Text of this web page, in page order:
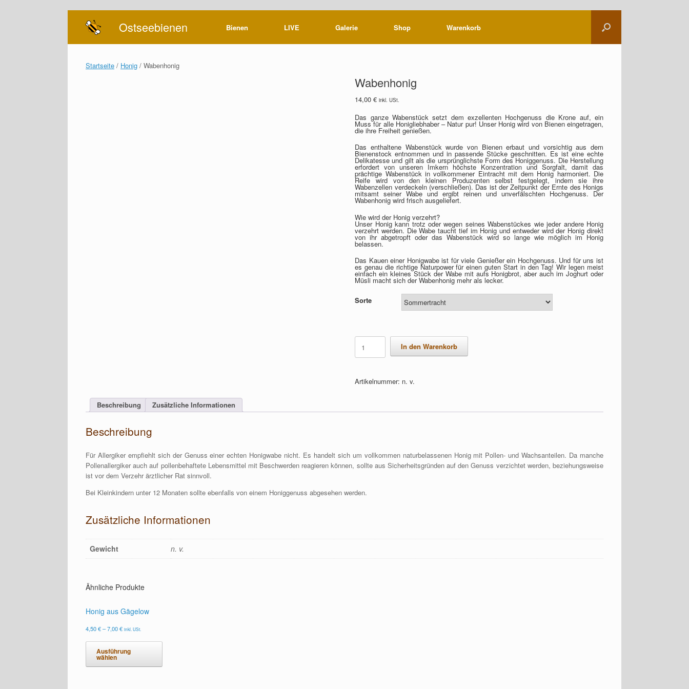
springen
Ostseebienen Bienen LIVE Galerie Shop Warenkorb
Startseite / Honig / Wabenhonig
Wabenhonig
14,00€ inkl. USt.
Das ganze Wabenstück setzt dem exzellenten Hochgenuss die Krone auf, ein
Muss für alle Honigliebhaber – Natur pur! Unser Honig wird von Bienen eingetragen,
die ihre Freiheit genießen.
Das enthaltene Wabenstück wurde von Bienen erbaut und vorsichtig aus dem
Bienenstock entnommen und in passende Stücke geschnitten. Es ist eine echte
Delikatesse und gilt als die ursprünglichste Form des Honiggenuss. Die Herstellung
erfordert von unseren Imkern höchste Konzentration und Sorgfalt, damit das
prächtige Wabenstück in vollkommener Eintracht mit dem Honig harmoniert. Die
Reife wird von den kleinen Produzenten selbst festgelegt, indem sie ihre
Wabenzellen verdeckeln (verschließen). Das ist der Zeitpunkt der Ernte des Honigs
mitsamt seiner Wabe und ergibt reinen und unverfälschten Hochgenuss. Der
Wabenhonig wird frisch ausgeliefert.
Wie wird der Honig verzehrt?
Unser Honig kann trotz oder wegen seines Wabenstückes wie jeder andere Honig
verzehrt werden. Die Wabe taucht tief im Honig und entweder wird der Honig direkt
von ihr abgetropft oder das Wabenstück wird so lange wie möglich im Honig
belassen.
Das Kauen einer Honigwabe ist für viele Genießer ein Hochgenuss. Und für uns ist
es genau die richtige Naturpower für einen guten Start in den Tag! Wir legen meist
einfach ein kleines Stück der Wabe mit aufs Honigbrot, aber auch im Joghurt oder
Müsli macht sich der Wabenhonig mehr als lecker.
Sorte
Wabenhonig
Menge In den Warenkorb
Artikelnummer: n. v.
Beschreibung Zusätzliche Informationen
Beschreibung
Für Allergiker empfiehlt sich der Genuss einer echten Honigwabe nicht. Es handelt sich um vollkommen naturbelassenen Honig mit Pollen- und Wachsanteilen. Da manche
Pollenallergiker auch auf pollenbehaftete Lebensmittel mit Beschwerden reagieren können, sollte aus Sicherheitsgründen auf den Genuss verzichtet werden, beziehungsweise
ist vor dem Verzehr ärztlicher Rat sinnvoll.
Bei Kleinkindern unter 12 Monaten sollte ebenfalls von einem Honiggenuss abgesehen werden.
Zusätzliche Informationen
Gewicht n. v.
Ähnliche Produkte
Honig aus Gägelow
4,50€–7,00€ inkl. USt.
Ausführung
wählen